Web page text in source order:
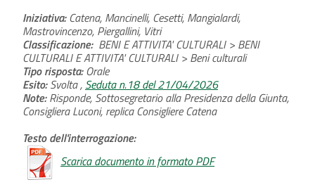
Iniziativa:Catena, Mancinelli, Cesetti, Mangialardi,
Mastrovincenzo, Piergallini, Vitri
Classificazione: BENI E ATTIVITA' CULTURALI > BENI
CULTURALI E ATTIVITA' CULTURALI > Beni culturali
Tipo risposta:Orale
Esito:Svolta , Seduta n.18 del 21/04/2026
Note:Risponde, Sottosegretario alla Presidenza della Giunta,
Consigliera Luconi, replica Consigliere Catena
Testo dell'interrogazione:
Scarica documento in formato PDF